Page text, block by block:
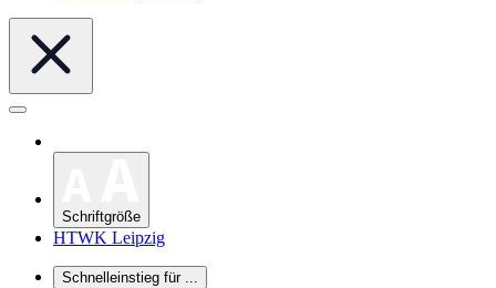
Schriftgröße
HTWK Leipzig
Schnelleinstieg für ...